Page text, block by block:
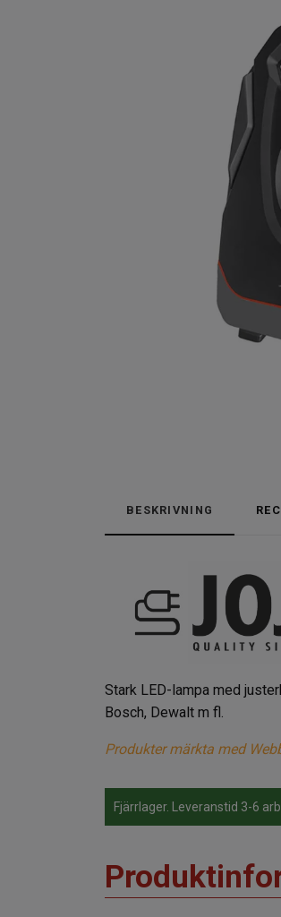
BESKRIVNING
Stark LED-lampa med
Bosch, Dewalt m fl.
Produkter märkta med
Fjärrlager. Leveranstid 3-6